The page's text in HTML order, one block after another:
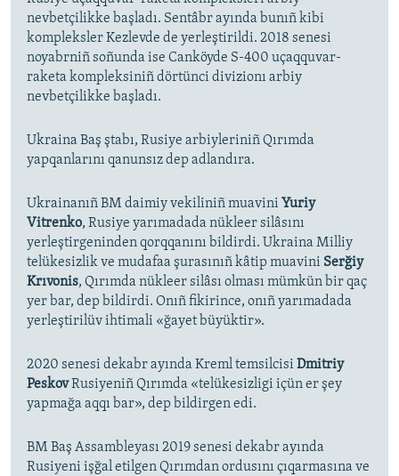
nevbetçilikke başladı. Sentâbr ayında bunıñ kibi
kompleksler Kezlevde de yerleştirildi. 2018 senesi
noyabrniñ soñunda ise Canköyde S-400 uçaqquvar-
raketa kompleksiniñ dörtünci divizionı arbiy
nevbetçilikke başladı.
Ukraina Baş ştabı, Rusiye arbiyleriniñ Qırımda
yapqanlarını qanunsız dep adlandıra.
Ukrainanıñ BM daimiy vekiliniñ muavini Yuriy
Vitrenko, Rusiye yarımadada nükleer silâsını
yerleştirgeninden qorqqanını bildirdi. Ukraina Milliy
telükesizlik ve mudafaa şurasınıñ kâtip muavini Serğiy
Krıvonis, Qırımda nükleer silâsı olması mümkün bir qaç
yer bar, dep bildirdi. Onıñ fikirince, onıñ yarımadada
yerleştirilüv ihtimali «ğayet büyüktir».
2020 senesi dekabr ayında Kreml temsilcisi Dmitriy
PeskovRusiyeniñ Qırımda «telükesizligi içün er şey
yapmağa aqqı bar», dep bildirgen edi.
BM Baş Assambleyası 2019 senesi dekabr ayında
Rusiyeni işğal etilgen Qırımdan ordusını çıqarmasına ve